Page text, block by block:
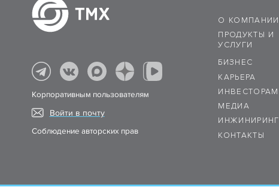
О КОМПАНИИ
ПРОДУКТЫ И
УСЛУГИ
БИЗНЕС
КАРЬЕРА
ИНВЕСТОРАМ
МЕДИА
ИНЖИНИРИНГ
КОНТАКТЫ
Корпоративным пользователям
Войти в почту
Соблюдение авторских прав